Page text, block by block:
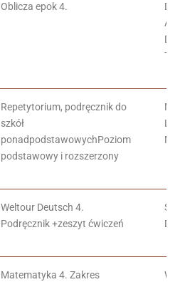
Oblicza epok 4.
Repetytorium, podręcznik do
szkół
ponadpodstawowychPoziom
podstawowy i rozszerzony
Weltour Deutsch 4.
Podręcznik +zeszyt ćwiczeń
S.
Matematyka 4. Zakres